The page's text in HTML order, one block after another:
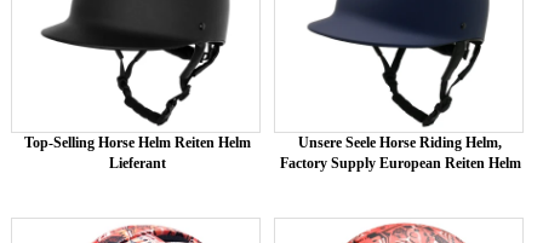
Top-Selling Horse Helm Reiten Helm
Lieferant
Unsere Seele Horse Riding Helm,
Factory Supply European Reiten Helm